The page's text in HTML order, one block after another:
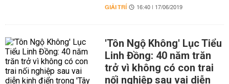
GIẢI TRÍ 16:40 | 17/06/2019
'Tôn Ngộ Không' Lục Tiểu
Linh Đồng: 40 năm trăn
trở vì không có con trai
nối nghiệp sau vai diễn